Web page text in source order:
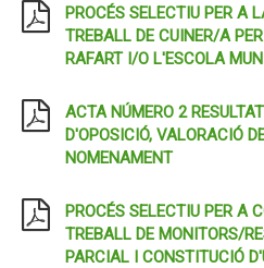
PROCÉS SELECTIU PER A
TREBALL DE CUINER/A
RAFART I/O L'ESCOLA
ACTA NÚMERO 2
D'OPOSICIÓ, VALORACIÓ
NOMENAMENT
PROCÉS SELECTIU PER A
TREBALL DE MONITORS/
PARCIAL I CONSTITUCIÓ